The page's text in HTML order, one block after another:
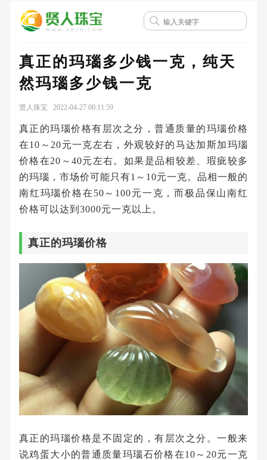
真正的玛瑙多少钱一克，纯天
然玛瑙多少钱一克
贤人珠宝 2022-04-27 00:11:59
真正的玛瑙价格有层次之分，普通质量的玛瑙价格
在10～20元一克左右，外观较好的马达加斯加玛瑙
价格在20～40元左右。如果是品相较差、瑕疵较多
的玛瑙，市场价可能只有1～10元一克。品相一般的
南红玛瑙价格在50～100元一克，而极品保山南红
价格可以达到3000元一克以上。
真正的玛瑙价格
真正的玛瑙价格是不固定的，有层次之分。一般来
说鸡蛋大小的普通质量玛瑙石价格在10～20元一克